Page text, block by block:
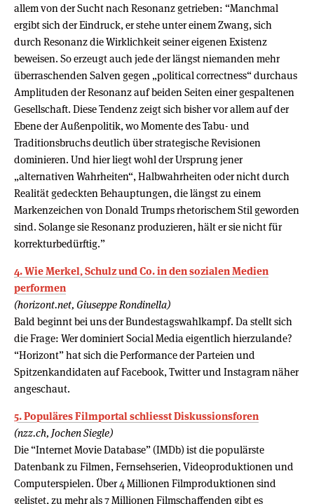
allem von der Sucht nach Resonanz getrieben: “Manchmal
ergibt sich der Eindruck, er stehe unter einem Zwang, sich
durch Resonanz die Wirklichkeit seiner eigenen Existenz
beweisen. So erzeugt auch jede der längst niemanden mehr
überraschenden Salven gegen „political correctness“ durchaus
Amplituden der Resonanz auf beiden Seiten einer gespaltenen
Gesellschaft. Diese Tendenz zeigt sich bisher vor allem auf der
Ebene der Außenpolitik, wo Momente des Tabu- und
Traditionsbruchs deutlich über strategische Revisionen
dominieren. Und hier liegt wohl der Ursprung jener
„alternativen Wahrheiten“, Halbwahrheiten oder nicht durch
Realität gedeckten Behauptungen, die längst zu einem
Markenzeichen von Donald Trumps rhetorischem Stil geworden
sind. Solange sie Resonanz produzieren, hält er sie nicht für
korrekturbedürftig.”
4. Wie Merkel, Schulz und Co. in den sozialen Medien
performen
(horizont.net, Giuseppe Rondinella)
Bald beginnt bei uns der Bundestagswahlkampf. Da stellt sich
die Frage: Wer dominiert Social Media eigentlich hierzulande?
“Horizont” hat sich die Performance der Parteien und
Spitzenkandidaten auf Facebook, Twitter und Instagram näher
angeschaut.
5. Populäres Filmportal schliesst Diskussionsforen
(nzz.ch, Jochen Siegle)
Die “Internet Movie Database” (IMDb) ist die populärste
Datenbank zu Filmen, Fernsehserien, Videoproduktionen und
Computerspielen. Über 4 Millionen Filmproduktionen sind
gelistet, zu mehr als 7 Millionen Filmschaffenden gibt es